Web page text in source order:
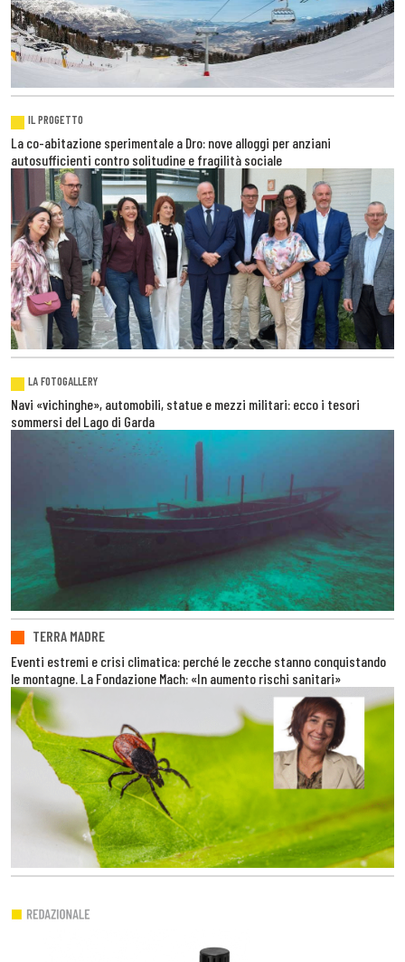
IL PROGETTO
La co-abitazione sperimentale a Dro: nove alloggi per anziani
autosufficienti contro solitudine e fragilità sociale
LA FOTOGALLERY
Navi «vichinghe», automobili, statue e mezzi militari: ecco i tesori
sommersi del Lago di Garda
TERRA MADRE
Eventi estremi e crisi climatica: perché le zecche stanno conquistando
le montagne. La Fondazione Mach: «In aumento rischi sanitari»